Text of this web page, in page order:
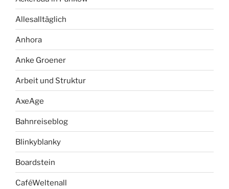
Allesalltäglich
Anhora
Anke Groener
Arbeit und Struktur
AxeAge
Bahnreiseblog
Blinkyblanky
Boardstein
CaféWeltenall